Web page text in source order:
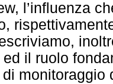
l’influenza
il ruolo
monitoraggio